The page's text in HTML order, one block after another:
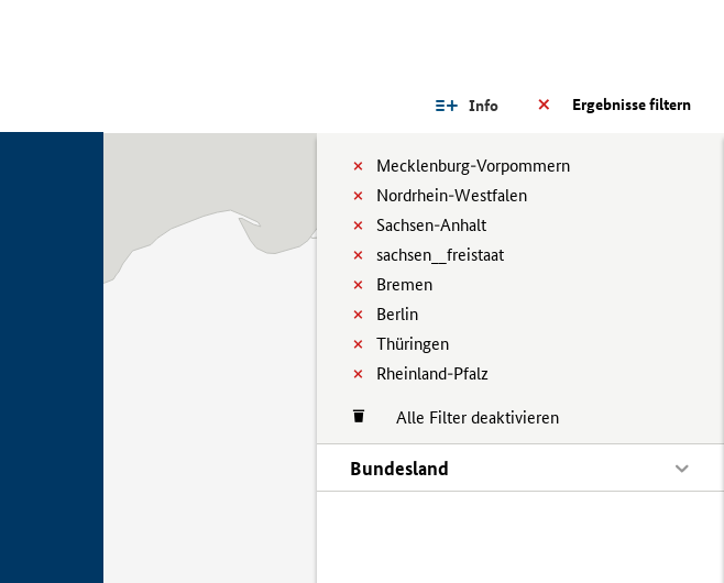
Ergebnisse filtern
Info
Mecklenburg-Vorpommern
Nordrhein-Westfalen
Sachsen-Anhalt
sachsen__freistaat
Bremen
Berlin
Thüringen
Rheinland-Pfalz
Alle Filter deaktivieren
Bundesland